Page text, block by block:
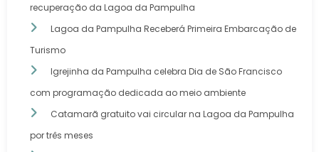
recuperação da Lagoa da Pampulha
Lagoa da Pampulha Receberá Primeira Embarcação de
Turismo
Igrejinha da Pampulha celebra Dia de São Francisco
com programação dedicada ao meio ambiente
Catamarã gratuito vai circular na Lagoa da Pampulha
por três meses